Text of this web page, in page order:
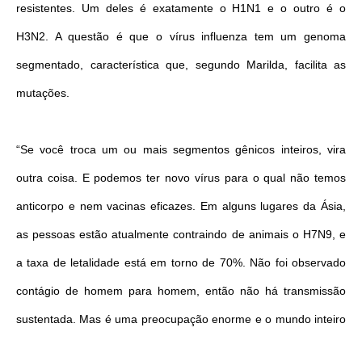
resistentes. Um deles é exatamente o H1N1 e o outro é o
H3N2. A questão é que o vírus influenza tem um genoma
segmentado, característica que, segundo Marilda, facilita as
mutações.
“Se você troca um ou mais segmentos gênicos inteiros, vira
outra coisa. E podemos ter novo vírus para o qual não temos
anticorpo e nem vacinas eficazes. Em alguns lugares da Ásia,
as pessoas estão atualmente contraindo de animais o H7N9, e
a taxa de letalidade está em torno de 70%. Não foi observado
contágio de homem para homem, então não há transmissão
sustentada. Mas é uma preocupação enorme e o mundo inteiro